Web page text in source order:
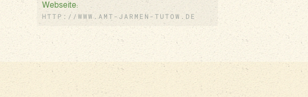
Webseite:
HTTP://WWW.AMT-JARMEN-TUTOW.DE